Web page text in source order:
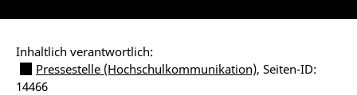
Inhaltlich verantwortlich:
Pressestelle (Hochschulkommunikation), Seiten-ID:
14466